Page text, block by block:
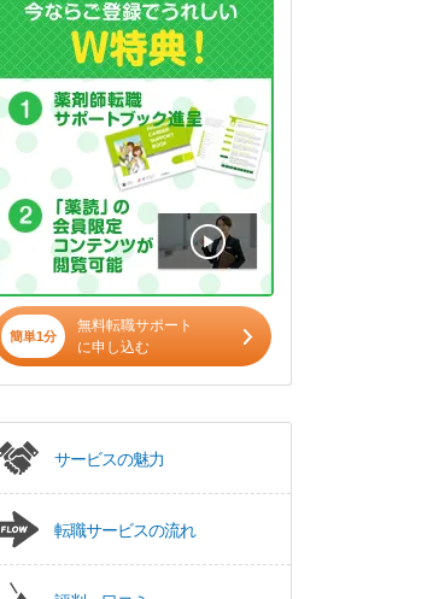
希望の働き方
正社員
パート(週4日～5日)
簡単1分
無料転職サポート
に申し込む
サービスの魅力
転職サービスの流れ